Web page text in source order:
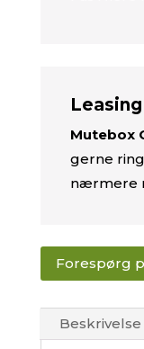
Mutebox
gerne
nærmere
Forespørg
Beskrivelse